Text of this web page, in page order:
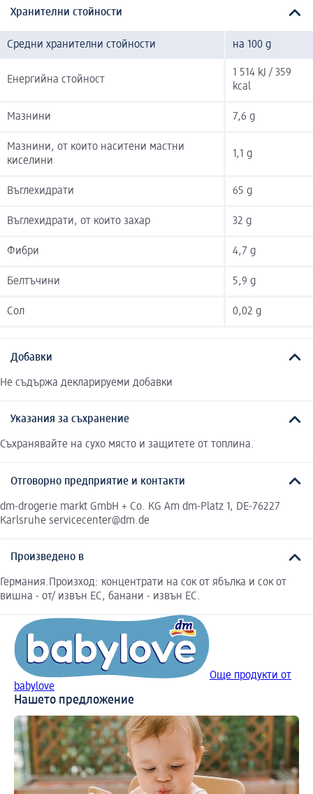
Хранителни стойности
Средни хранителни стойности на 100 g
Енергийна стойност
1 514 kJ / 359
kcal
Мазнини 7,6 g
Мазнини, от които наситени мастни
киселини
1,1 g
Въглехидрати 65 g
Въглехидрати, от които захар 32 g
Фибри 4,7 g
Белтъчини 5,9 g
Сол 0,02 g
Добавки
Не съдържа декларируеми добавки
Указания за съхранение
Съхранявайте на сухо място и защитете от топлина.
Отговорно предприятие и контакти
dm-drogerie markt GmbH + Co. KG Am dm-Platz 1, DE-76227
Karlsruhe servicecenter@dm.de
Произведено в
Германия.Произход: концентрати на сок от ябълка и сок от
вишна - от/ извън ЕС, банани - извън ЕС.
Още продукти от
babylove
Нашето предложение